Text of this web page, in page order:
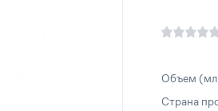
Объем
Страна
Карандаши и лайнеры для бровей